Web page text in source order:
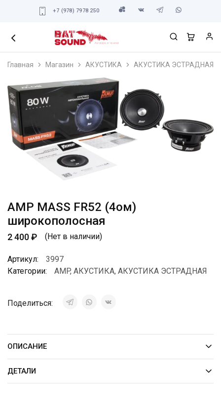
+7 (978) 7978 250
Главная Магазин АКУСТИКА АКУСТИКА ЭСТРАДНАЯ
AMP MASS FR52 (4ом)
широкополосная
2 400₽ (Нет в наличии)
Артикул:
3997
Категории:
AMP, АКУСТИКА, АКУСТИКА ЭСТРАДНАЯ
Поделиться:
ОПИСАНИЕ
ДЕТАЛИ